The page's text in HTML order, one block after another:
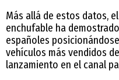
Más allá de estos datos,
enchufable ha
españoles
vehículos más vendidos
lanzamiento en el canal